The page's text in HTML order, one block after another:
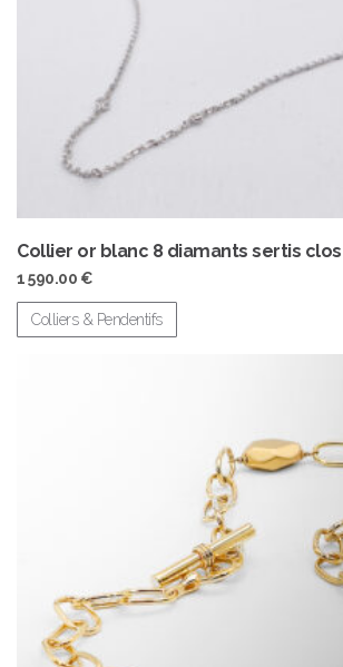
Collier or blanc 8 diamants sertis clos
1 590.00 €
Colliers & Pendentifs